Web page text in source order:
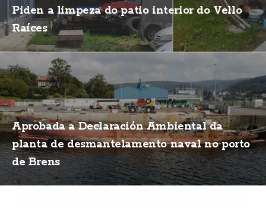
Piden a limpeza do patio interior do Vello
Raíces
Aprobada a Declaración Ambiental da
planta de desmantelamento naval no porto
de Brens